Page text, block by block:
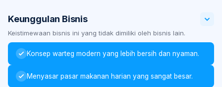
Keunggulan Bisnis
Keistimewaan bisnis ini yang tidak dimiliki oleh bisnis lain.
Konsep warteg modern yang lebih bersih dan nyaman.
Menyasar pasar makanan harian yang sangat besar.